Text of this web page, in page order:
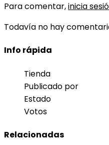
Para comentar,inicia
Todavía no hay
Info rápida
Tienda
Publicado por
Estado
Votos
Relacionadas